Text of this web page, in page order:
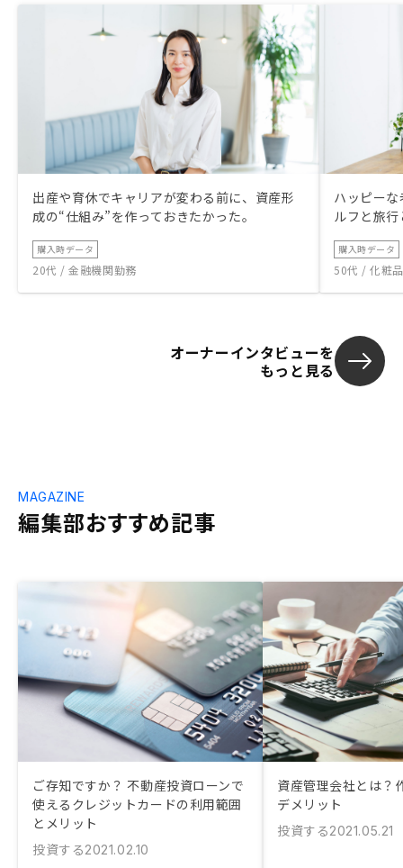
しますと思いますが、一方で、いろいろ物
件の選択のポイントを聞くことができたか
もしれないので、今後のためになったかも
しれません。 購入手続きと、登記に関す
る手続きも、ステップがわかりやすく良か
ったのですが、諸費用の金額に関して、物
件にもよるのでしょうが、最初の見積もり
と、実際の乖離があり、この部分の細かな
説明をしていただければ、より良かったと
出産や育休でキャリアが変わる前に、資産形
成の“仕組み”を作っておきたかった。
購入時データ
20代 / 金融機関勤務
ハッピー
ルフと旅
購入時データ
50代 / 化粧
オーナーインタビューを
もっと見る
編集部おすすめ記事
MAGAZINE
ご存知ですか？ 不動産投資ローンで
使えるクレジットカードの利用範囲
とメリット
投資する2021.02.10
資産管理会社とは？
デメリット
投資する2021.05.21